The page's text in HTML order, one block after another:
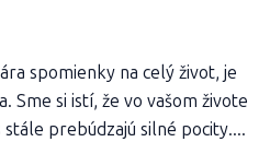
spomienky na celý život, je
Sme si istí, že vo vašom živote
prebúdzajú silné pocity....